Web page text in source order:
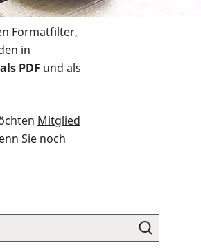
Formatfilter,
in
PDF und als
Mitglied
Sie noch